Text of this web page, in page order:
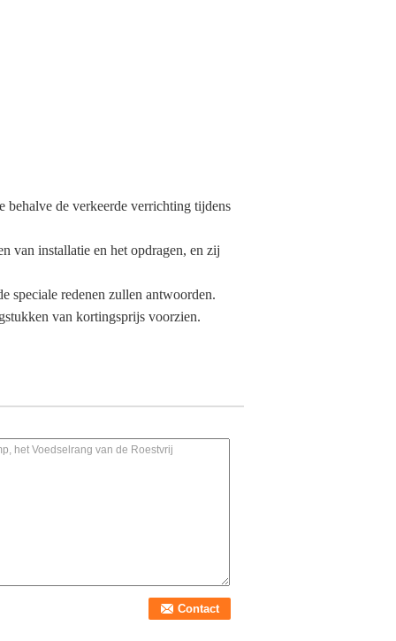
behalve de verkeerde verrichting tijdens
van installatie en het opdragen, en zij
speciale redenen zullen antwoorden.
van kortingsprijs voorzien.